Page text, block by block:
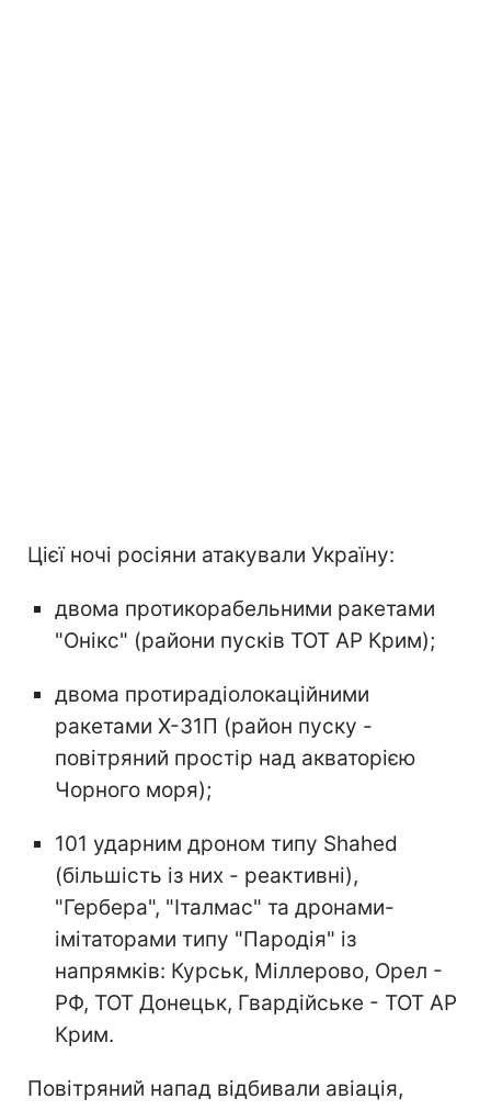
Цієї ночі росіяни атакували Україну:
двома протикорабельними ракетами
"Онікс" (райони пусків ТОТ АР Крим);
двома протирадіолокаційними
ракетами Х-31П (район пуску -
повітряний простір над акваторією
Чорного моря);
101 ударним дроном типу Shahed
(більшість із них - реактивні),
"Гербера", "Італмас" та дронами-
імітаторами типу "Пародія" із
напрямків: Курськ, Міллерово, Орел -
РФ, ТОТ Донецьк, Гвардійське - ТОТ АР
Крим.
Повітряний напад відбивали авіація,